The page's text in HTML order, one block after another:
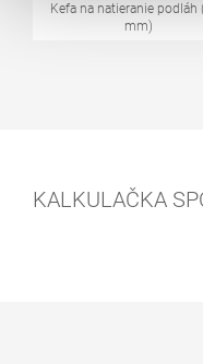
Kefa na natieranie podláh
mm)
KALKULAČKA